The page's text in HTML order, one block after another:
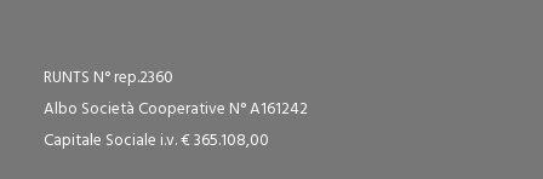
RUNTS N° rep.2360
Albo Società Cooperative N° A161242
Capitale Sociale i.v. € 365.108,00